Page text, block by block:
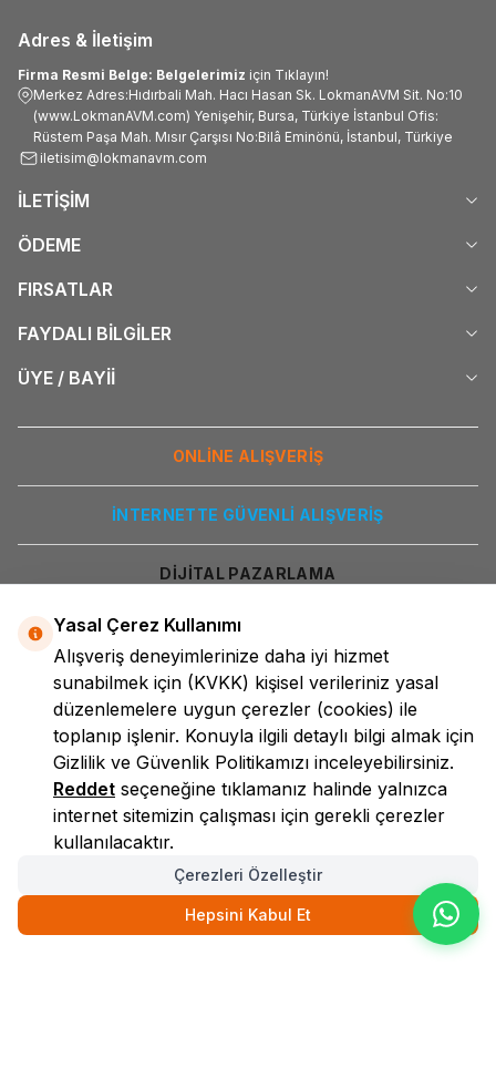
Adres & İletişim
Firma Resmi Belge: Belgelerimiz için Tıklayın!
Merkez Adres:Hıdırbali Mah. Hacı Hasan Sk. LokmanAVM Sit. No:10
(www.LokmanAVM.com) Yenişehir, Bursa, Türkiye İstanbul Ofis:
Rüstem Paşa Mah. Mısır Çarşısı No:Bilâ Eminönü, İstanbul, Türkiye
iletisim@lokmanavm.com
İLETİŞİM
ÖDEME
FIRSATLAR
FAYDALI BİLGİLER
ÜYE / BAYİİ
ONLİNE ALIŞVERİŞ
İNTERNETTE GÜVENLİ ALIŞVERİŞ
DİJİTAL PAZARLAMA
LokmanAVM
Yasal Çerez Kullanımı
Alışveriş deneyimlerinize daha iyi hizmet
sunabilmek için (KVKK) kişisel verileriniz yasal
düzenlemelere uygun çerezler (cookies) ile
toplanıp işlenir. Konuyla ilgili detaylı bilgi almak için
Gizlilik ve Güvenlik Politikamızı inceleyebilirsiniz.
Reddet seçeneğine tıklamanız halinde yalnızca
internet sitemizin çalışması için gerekli çerezler
kullanılacaktır.
Çerezleri Özelleştir
Hepsini Kabul Et